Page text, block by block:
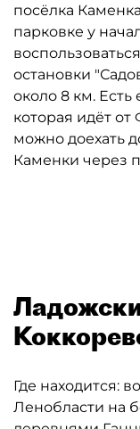
посёлка
парковке у
остановки
около 8 км. Есть
которая идёт
можно доехать
Каменки через
Где находится:
Ленобласти на